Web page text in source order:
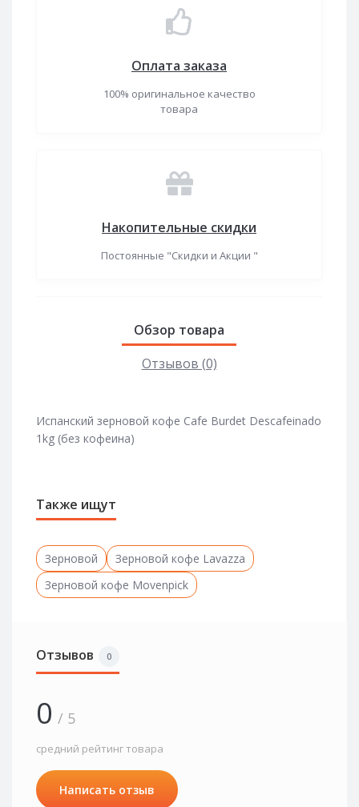
Оплата заказа
100% оригинальное качество
товара
Накопительные скидки
Постоянные "Скидки и Акции "
Обзор товара
Отзывов (0)
Испанский зерновой кофе Cafe Burdet Descafeinado
1kg (без кофеина)
Также ищут
Зерновой
Зерновой кофе Lavazza
Зерновой кофе Movenpick
Отзывов 0
0 / 5
средний рейтинг товара
Написать отзыв